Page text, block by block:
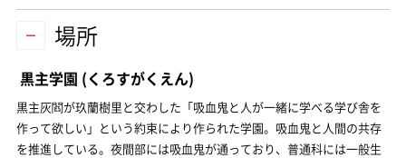
場所
黒主学園 (くろすがくえん)
黒主灰閻が玖蘭樹里と交わした「吸血鬼と人が一緒に学べる学び舎を
作って欲しい」という約束により作られた学園。吸血鬼と人間の共存
を推進している。夜間部には吸血鬼が通っており、普通科には一般生